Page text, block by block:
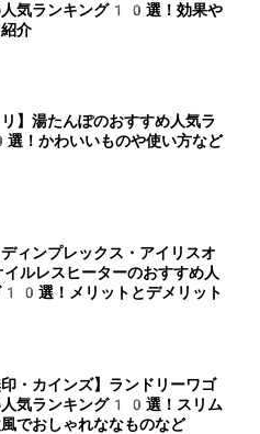
人気ランキング10選！効果や
介
リ】湯たんぽのおすすめ人気ラ
！かわいいものや使い方など
ディンプレックス・アイリスオ
ルレスヒーターのおすすめ人
10選！メリットとデメリット
印・カインズ】ランドリーワゴ
人気ランキング10選！スリム
でおしゃれななものなど